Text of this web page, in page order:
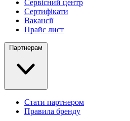
Сервісний центр
Сертифікати
Вакансії
Прайс лист
Партнерам
Стати партнером
Правила бренду